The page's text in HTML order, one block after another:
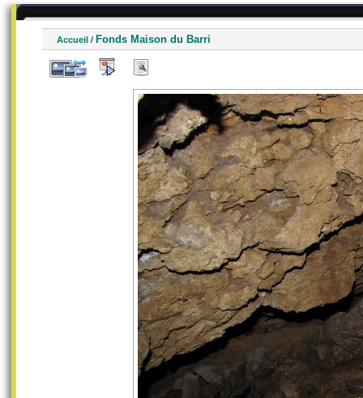
Accueil / Fonds Maison du Barri